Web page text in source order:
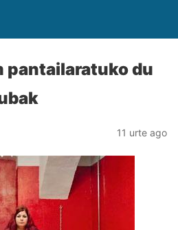
pantailaratuko du
11 urte ago